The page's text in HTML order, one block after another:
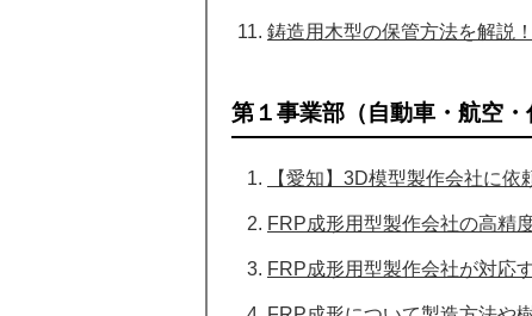
鋳造用木型の保管方法を解説
第１事業部（自動車・航空・
【愛知】3D模型製作会社に
FRP成形用型製作会社の高精
FRP成形用型製作会社が対応